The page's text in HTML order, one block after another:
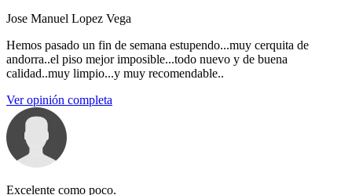
Jose Manuel Lopez Vega
Hemos pasado un fin de semana estupendo...muy cerquita de
andorra..el piso mejor imposible...todo nuevo y de buena
calidad..muy limpio...y muy recomendable..
Ver opinión completa
Excelente como poco.